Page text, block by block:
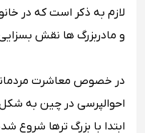
لازم به ذکر است که در
و مادربزرگ ها نقش بسزایی
در خصوص معاشرت
احوالپرسی در چین به
ابتدا با بزرگ ‌ترها شروع